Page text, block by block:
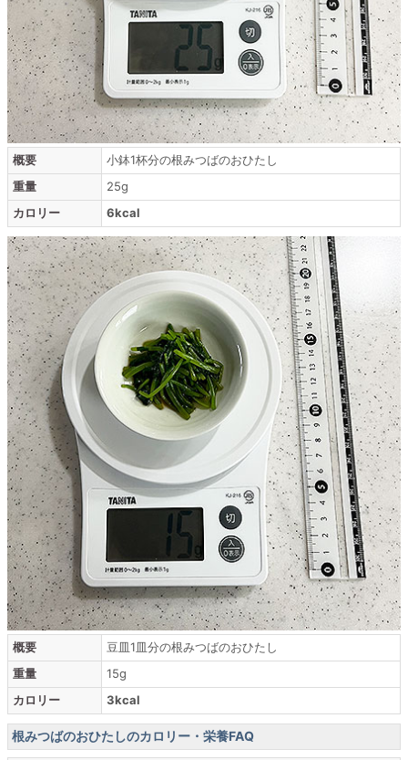
概要
小鉢1杯分の根みつばのおひたし
重量
25g
カロリー
6kcal
概要
豆皿1皿分の根みつばのおひたし
重量
15g
カロリー
3kcal
根みつばのおひたしのカロリー・栄養FAQ